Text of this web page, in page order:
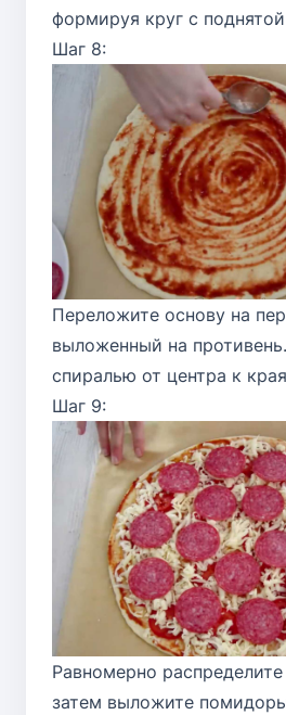
формируя круг с
Шаг 8:
Переложите основу на
выложенный на
спиралью от центра к
Шаг 9:
Равномерно
затем выложите